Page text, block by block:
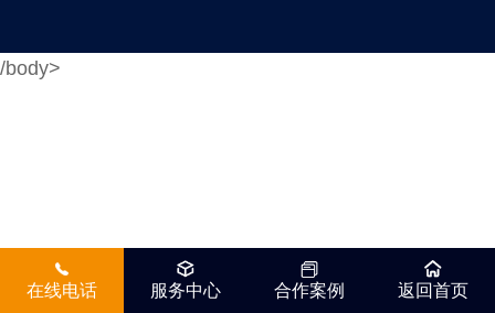
在线电话 服务中心 合作案例 返回首页
/body>